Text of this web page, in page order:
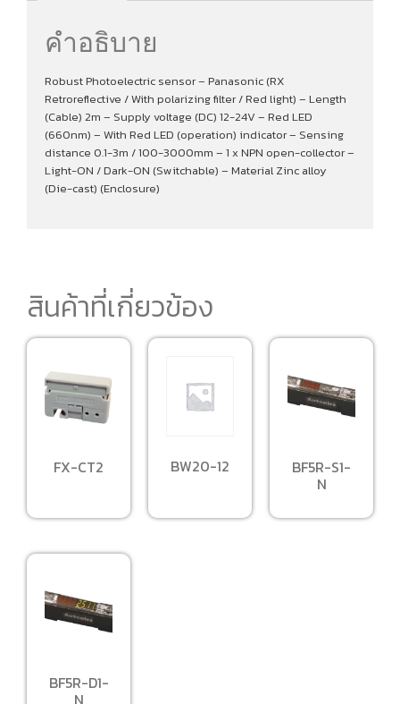
คำอธิบาย
Robust Photoelectric sensor – Panasonic (RX
Retroreflective / With polarizing filter / Red light) – Length
(Cable) 2m – Supply voltage (DC) 12-24V – Red LED
(660nm) – With Red LED (operation) indicator – Sensing
distance 0.1-3m / 100-3000mm – 1 x NPN open-collector –
Light-ON / Dark-ON (Switchable) – Material Zinc alloy
(Die-cast) (Enclosure)
สินค้าที่เกี่ยวข้อง
FX-CT2 BW20-12 BF5R-S1-
N
BF5R-D1-
N